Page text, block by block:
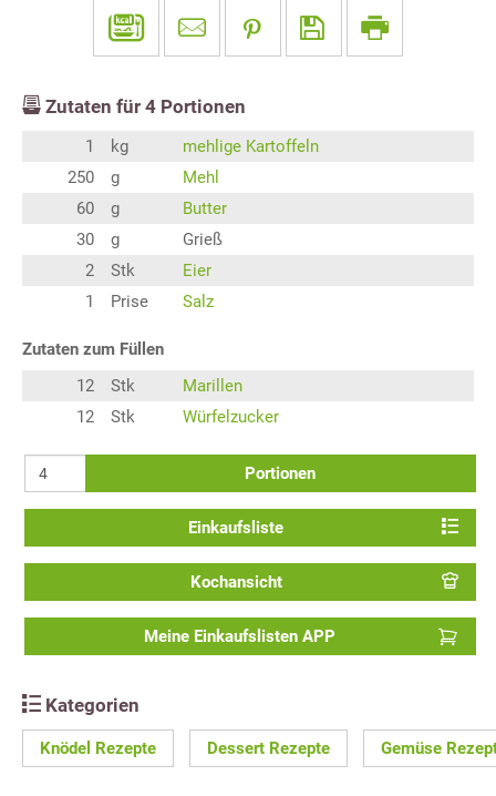
Zutaten für 4 Portionen
1 kg
mehlige Kartoffeln
250
g
Mehl
60
g
Butter
30
g
Grieß
2
Stk
Eier
1
Prise Salz
Zutaten zum Füllen
12
Stk
Marillen
12
Stk Würfelzucker
Portionen
Einkaufsliste
Kochansicht
Meine Einkaufslisten APP
Kategorien
Knödel Rezepte Dessert Rezepte Gemüse